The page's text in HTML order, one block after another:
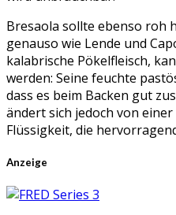
Bresaola sollte ebenso roh
genauso wie Lende und
kalabrische Pökelfleisch,
werden: Seine feuchte
dass es beim Backen gut
ändert sich jedoch von
Flüssigkeit, die
Anzeige